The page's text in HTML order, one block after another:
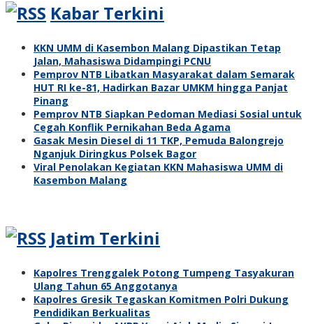
Kabar Terkini
KKN UMM di Kasembon Malang Dipastikan Tetap
Jalan, Mahasiswa Didampingi PCNU
Pemprov NTB Libatkan Masyarakat dalam Semarak
HUT RI ke-81, Hadirkan Bazar UMKM hingga Panjat
Pinang
Pemprov NTB Siapkan Pedoman Mediasi Sosial untuk
Cegah Konflik Pernikahan Beda Agama
Gasak Mesin Diesel di 11 TKP, Pemuda Balongrejo
Nganjuk Diringkus Polsek Bagor
Viral Penolakan Kegiatan KKN Mahasiswa UMM di
Kasembon Malang
Jatim Terkini
Kapolres Trenggalek Potong Tumpeng Tasyakuran
Ulang Tahun 65 Anggotanya
Kapolres Gresik Tegaskan Komitmen Polri Dukung
Pendidikan Berkualitas